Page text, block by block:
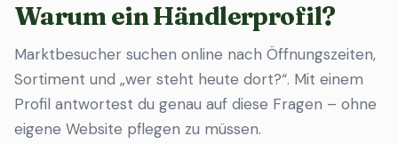
Warum ein Händlerprofil?
Marktbesucher suchen online nach Öffnungszeiten,
Sortiment und „wer steht heute dort?“. Mit einem
Profil antwortest du genau auf diese Fragen – ohne
eigene Website pflegen zu müssen.